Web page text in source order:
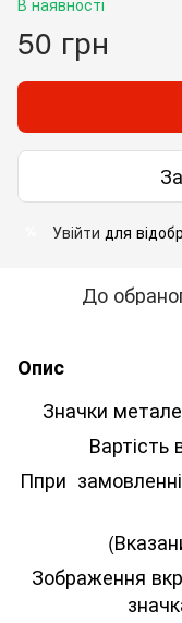
50 грн
Увійти для
До
Опис
Значки
Ппри
Зображення